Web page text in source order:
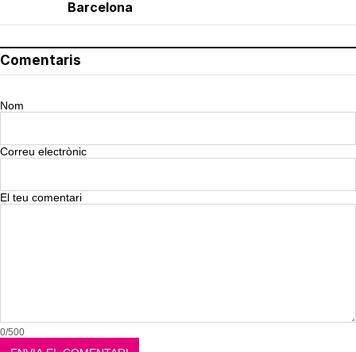
Barcelona
Comentaris
Nom
Correu electrònic
El teu comentari
0/500